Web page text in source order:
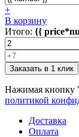
+
В корзину
Итого: {{
Заказать в 1 клик
Нажимая кнопку
политикой
Доставка
Оплата